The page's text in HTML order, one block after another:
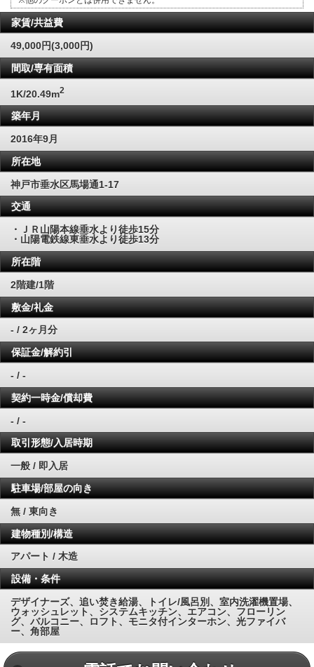
家賃/共益費
49,000円(3,000円)
間取/専有面積
1K/20.49m2
築年月
2016年9月
所在地
神戸市垂水区馬場通1-17
交通
・ＪＲ山陽本線垂水より徒歩15分
・山陽電鉄線東垂水より徒歩13分
所在階
2階建/1階
敷金/礼金
- / 2ヶ月分
保証金/解約引
- / -
契約一時金/償却費
- / -
取引形態/入居時期
一般 / 即入居
駐車場/部屋の向き
無 / 東向き
建物種別/構造
アパート / 木造
設備・条件
デザイナーズ、追い焚き給湯、トイレ/風呂別、室内洗濯機置場、
ウォッシュレット、システムキッチン、エアコン、フローリン
グ、バルコニー、ロフト、モニタ付インターホン、光ファイバ
ー、角部屋